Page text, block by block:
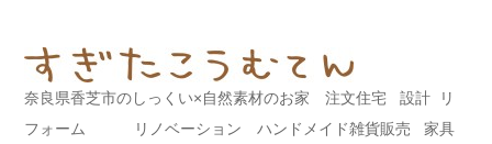
奈良県香芝市のしっくい×自然素材のお家 注文住宅 設計 リ
フォーム リノベーション ハンドメイド雑貨販売 家具